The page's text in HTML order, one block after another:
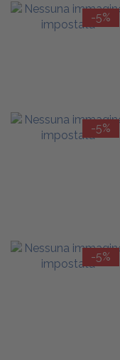
-5%
-5%
-5%